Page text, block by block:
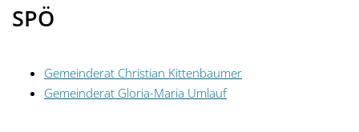
SPÖ
Gemeinderat Christian Kittenbaumer
Gemeinderat Gloria-Maria Umlauf